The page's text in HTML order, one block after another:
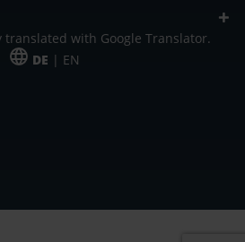
with Google Translator.
DE | EN